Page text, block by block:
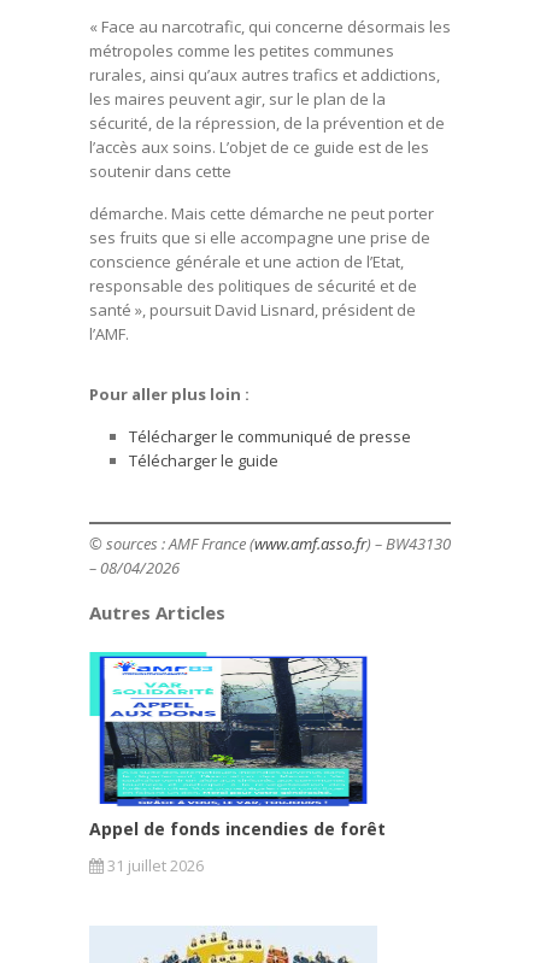
« Face au narcotrafic, qui concerne désormais les
métropoles comme les petites communes
rurales, ainsi qu’aux autres trafics et addictions,
les maires peuvent agir, sur le plan de la
sécurité, de la répression, de la prévention et de
l’accès aux soins. L’objet de ce guide est de les
soutenir dans cette
démarche. Mais cette démarche ne peut porter
ses fruits que si elle accompagne une prise de
conscience générale et une action de l’Etat,
responsable des politiques de sécurité et de
santé », poursuit David Lisnard, président de
l’AMF.
Pour aller plus loin :
Télécharger le communiqué de presse
Télécharger le guide
© sources : AMF France (www.amf.asso.fr) – BW43130
– 08/04/2026
Autres Articles
Appel de fonds incendies de forêt
31 juillet 2026